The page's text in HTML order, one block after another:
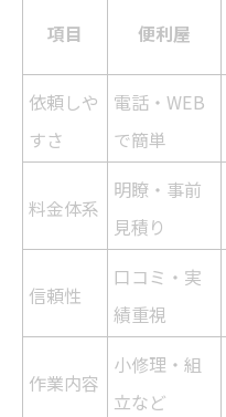
項目 便利屋
依頼しや
すさ
電話・WEB
で簡単
料金体系
明瞭・事前
見積り
信頼性
口コミ・実
績重視
作業内容
小修理・組
立など